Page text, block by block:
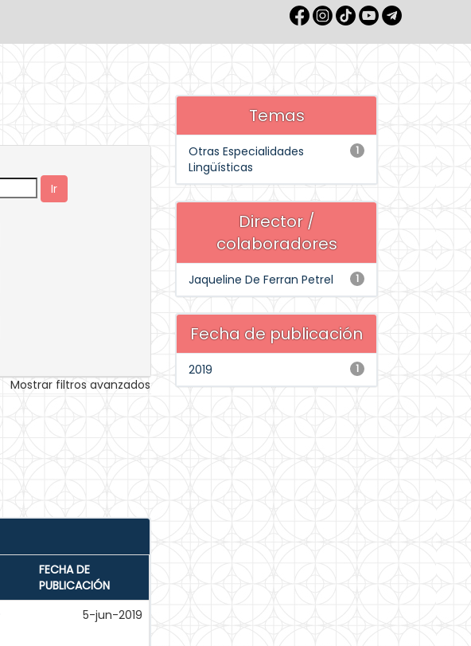
Mostrar filtros avanzados
FECHA DE
PUBLICACIÓN
5-jun-2019
Temas
1
Otras Especialidades
Lingüísticas
Director /
colaboradores
1
Jaqueline De Ferran Petrel
Fecha de publicación
1
2019